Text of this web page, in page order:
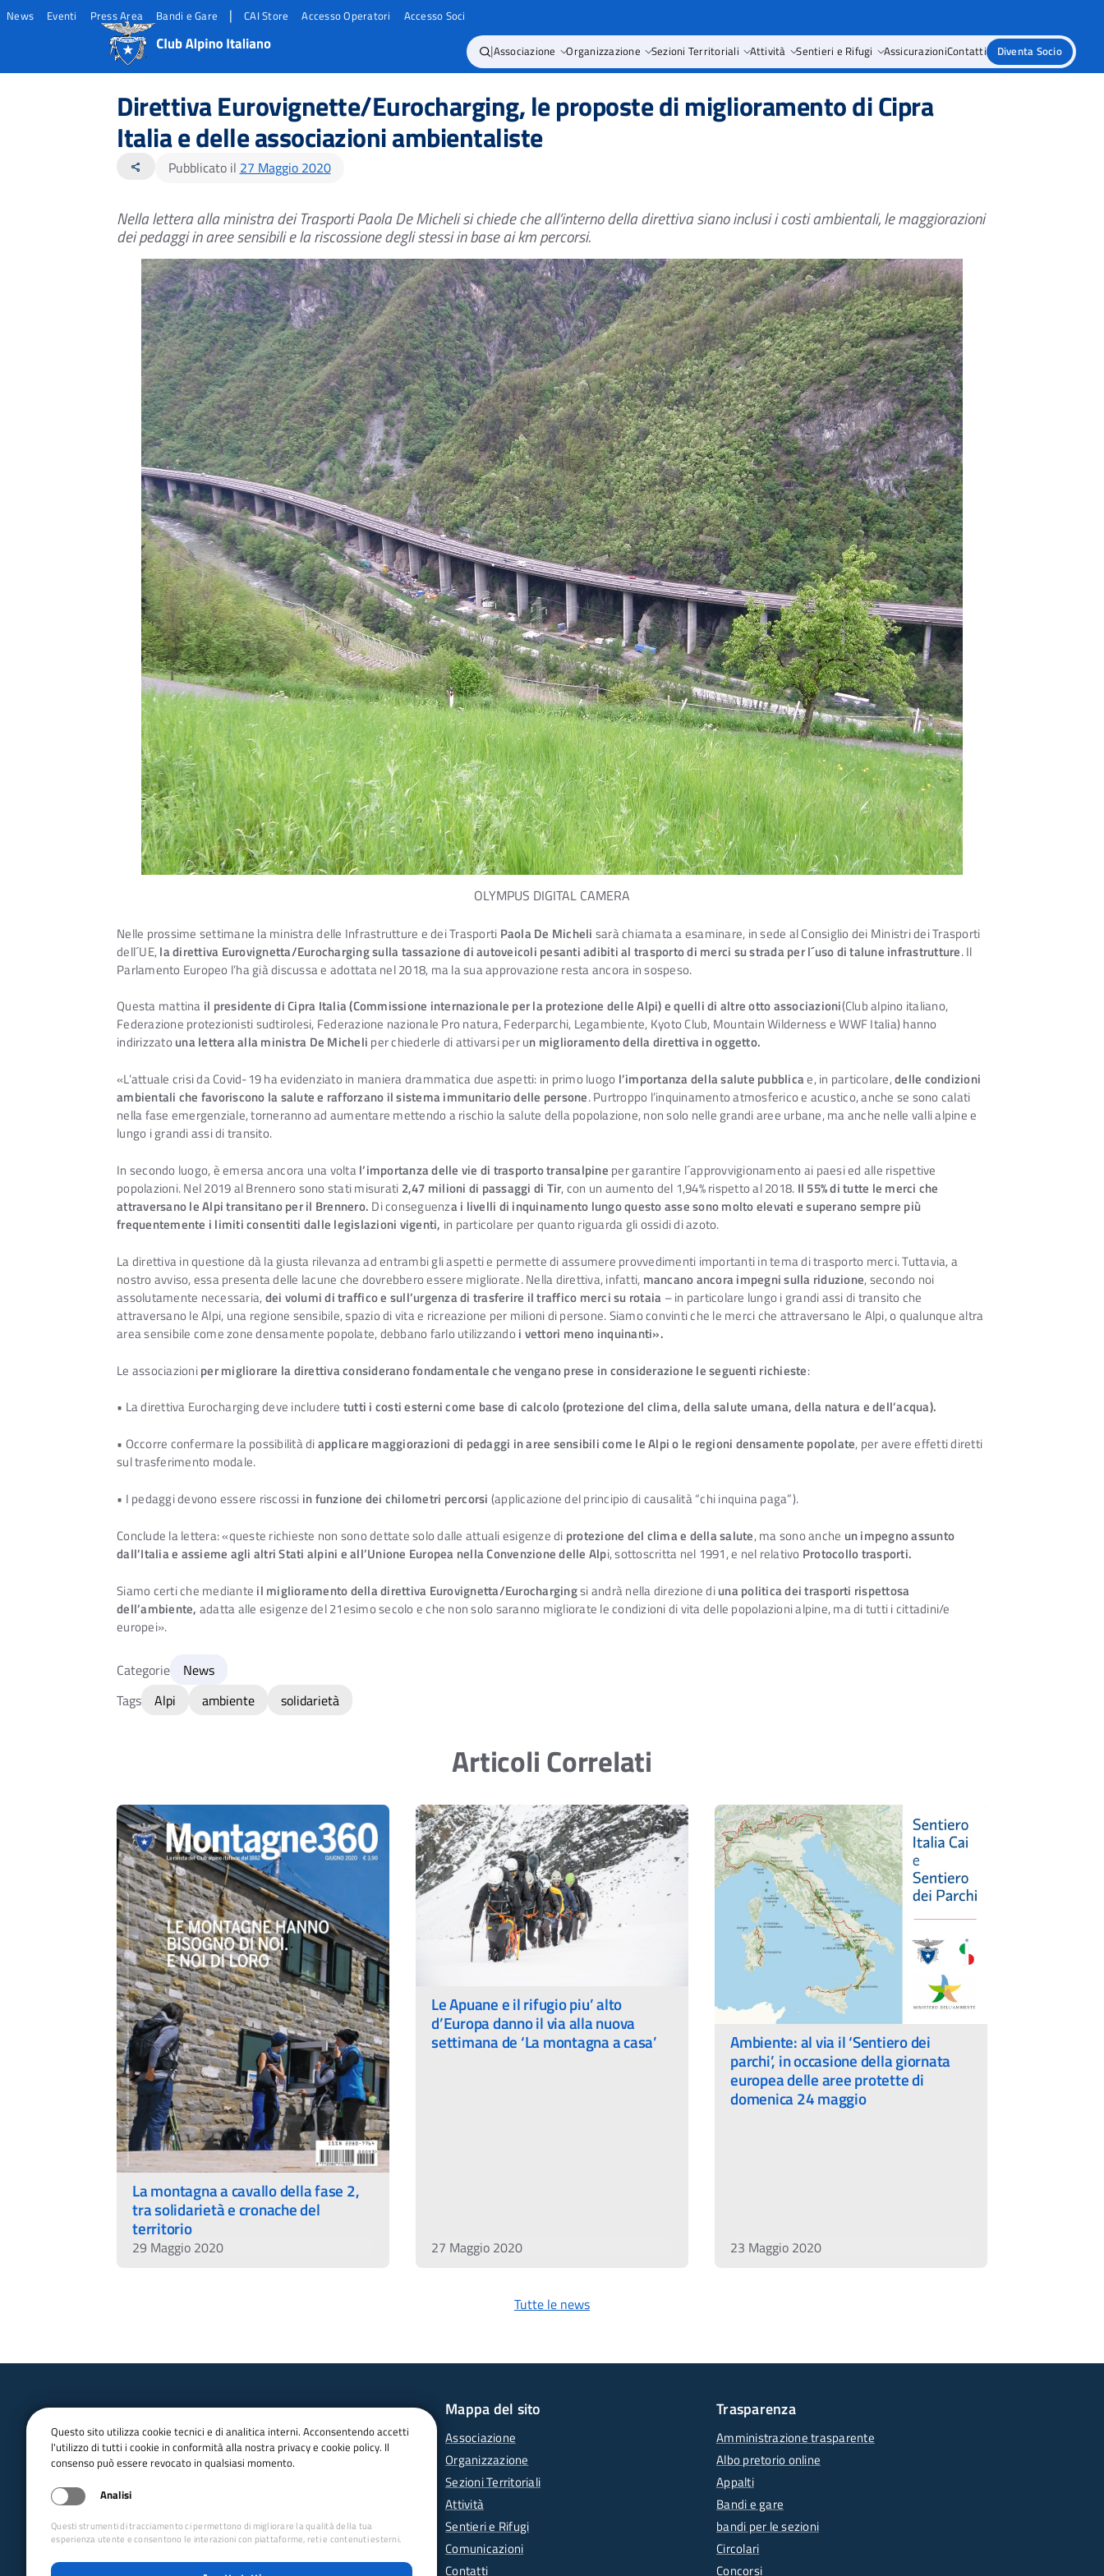
News Eventi Press Area Bandi e Gare | CAI Store Accesso Operatori Accesso Soci
|Associazione Organizzazione Sezioni Territoriali Attività Sentieri e Rifugi AssicurazioniContatti Diventa Socio
Direttiva Eurovignette/Eurocharging, le proposte di miglioramento di Cipra
Italia e delle associazioni ambientaliste
share Pubblicato il 27 Maggio 2020
Nella lettera alla ministra dei Trasporti Paola De Micheli si chiede che all’interno della direttiva siano inclusi i costi ambientali, le maggiorazioni
dei pedaggi in aree sensibili e la riscossione degli stessi in base ai km percorsi.
OLYMPUS DIGITAL CAMERA
Nelle prossime settimane la ministra delle Infrastrutture e dei Trasporti Paola De Micheli sarà chiamata a esaminare, in sede al Consiglio dei Ministri dei Trasporti
dell´UE,la direttiva Eurovignetta/Eurocharging sulla tassazione di autoveicoli pesanti adibiti al trasporto di merci su strada per l´uso di talune infrastrutture. Il
Parlamento Europeo l’ha già discussa e adottata nel 2018, ma la sua approvazione resta ancora in sospeso.
Questa mattina il presidente di Cipra Italia (Commissione internazionale per la protezione delle Alpi) e quelli di altre otto associazioni(Club alpino italiano,
Federazione protezionisti sudtirolesi, Federazione nazionale Pro natura, Federparchi, Legambiente, Kyoto Club, Mountain Wilderness e WWF Italia) hanno
indirizzatouna lettera alla ministra De Micheli per chiederle di attivarsi per un miglioramento della direttiva in oggetto.
«L’attuale crisi da Covid-19 ha evidenziato in maniera drammatica due aspetti: in primo luogo l’importanza della salute pubblicae, in particolare,delle condizioni
ambientali che favoriscono la salute e rafforzano il sistema immunitario delle persone. Purtroppo l’inquinamento atmosferico e acustico, anche se sono calati
nella fase emergenziale, torneranno ad aumentare mettendo a rischio la salute della popolazione, non solo nelle grandi aree urbane, ma anche nelle valli alpine e
lungo i grandi assi di transito.
In secondo luogo, è emersa ancora una voltal’importanza delle vie di trasporto transalpine per garantire l´approvvigionamento ai paesi ed alle rispettive
popolazioni. Nel 2019 al Brennero sono stati misurati 2,47 milioni di passaggi di Tir, con un aumento del 1,94% rispetto al 2018. Il 55% di tutte le merci che
attraversano le Alpi transitano per il Brennero. Di conseguenza i livelli di inquinamento lungo questo asse sono molto elevati e superano sempre più
frequentemente i limiti consentiti dalle legislazioni vigenti, in particolare per quanto riguarda gli ossidi di azoto.
La direttiva in questione dà la giusta rilevanza ad entrambi gli aspetti e permette di assumere provvedimenti importanti in tema di trasporto merci. Tuttavia, a
nostro avviso, essa presenta delle lacune che dovrebbero essere migliorate. Nella direttiva, infatti, mancano ancora impegni sulla riduzione, secondo noi
assolutamente necessaria,dei volumi di traffico e sull’urgenza di trasferire il traffico merci su rotaia – in particolare lungo i grandi assi di transito che
attraversano le Alpi, una regione sensibile, spazio di vita e ricreazione per milioni di persone. Siamo convinti che le merci che attraversano le Alpi, o qualunque altra
area sensibile come zone densamente popolate, debbano farlo utilizzandoi vettori meno inquinanti».
Le associazioniper migliorare la direttiva considerano fondamentale che vengano prese in considerazione le seguenti richieste:
• La direttiva Eurocharging deve includere tutti i costi esterni come base di calcolo (protezione del clima, della salute umana, della natura e dell’acqua).
• Occorre confermare la possibilità diapplicare maggiorazioni di pedaggi in aree sensibili come le Alpi o le regioni densamente popolate, per avere effetti diretti
sul trasferimento modale.
• I pedaggi devono essere riscossi in funzione dei chilometri percorsi (applicazione del principio di causalità “chi inquina paga”).
Conclude la lettera: «queste richieste non sono dettate solo dalle attuali esigenze di protezione del clima e della salute, ma sono anche un impegno assunto
dall’Italia e assieme agli altri Stati alpini e all’Unione Europea nella Convenzione delle Alpi, sottoscritta nel 1991, e nel relativo Protocollo trasporti.
Siamo certi che mediante il miglioramento della direttiva Eurovignetta/Eurochargingsi andrà nella direzione diuna politica dei trasporti rispettosa
dell’ambiente, adatta alle esigenze del 21esimo secolo e che non solo saranno migliorate le condizioni di vita delle popolazioni alpine, ma di tutti i cittadini/e
europei».
Categorie
News
Tags
Alpi ambiente solidarietà
Articoli Correlati
La montagna a cavallo della fase 2,
tra solidarietà e cronache del
territorio
29 Maggio 2020
Le Apuane e il rifugio piu’ alto
d’Europa danno il via alla nuova
settimana de ‘La montagna a casa’
27 Maggio 2020
Ambiente: al via il ‘Sentiero dei
parchi’, in occasione della giornata
europea delle aree protette di
domenica 24 maggio
23 Maggio 2020
Tutte le news
P.IVA 03654880156
Via Petrella 19 - 20124 Milano
Mappa del sito
Associazione
Organizzazione
Sezioni Territoriali
Attività
Sentieri e Rifugi
Comunicazioni
Contatti
Trasparenza
Amministrazione trasparente
Albo pretorio online
Appalti
Bandi e gare
bandi per le sezioni
Circolari
Concorsi
Questo sito utilizza cookie tecnici e di analitica interni. Acconsentendo accetti
l'utilizzo di tutti i cookie in conformità alla nostra privacy e cookie policy. Il
consenso può essere revocato in qualsiasi momento.
Analisi
Questi strumenti di tracciamento ci permettono di migliorare la qualità della tua
esperienza utente e consentono le interazioni con piattaforme, reti e contenuti esterni.